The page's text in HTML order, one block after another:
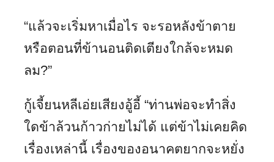
“แล้วจะเริ่มหาเมื่อไร จะรอหลังข้าตาย
หรือตอนที่ข้านอนติดเตียงใกล้จะหมด
ลม?”
กู้เจี้ยนหลีเอ่ยเสียงอู้อี้ “ท่านพ่อจะทำสิ่ง
ใดข้าล้วนก้าวก่ายไม่ได้ แต่ข้าไม่เคยคิด
เรื่องเหล่านี้ เรื่องของอนาคตยากจะหยั่ง